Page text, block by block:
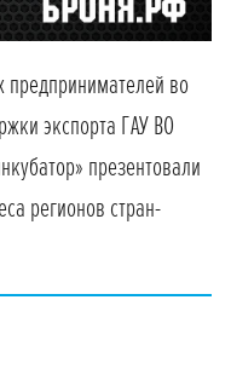
предпринимателей во
экспорта ГАУ ВО
презентовали
регионов стран-